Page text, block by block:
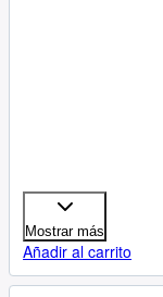
Mostrar más
Añadir al carrito